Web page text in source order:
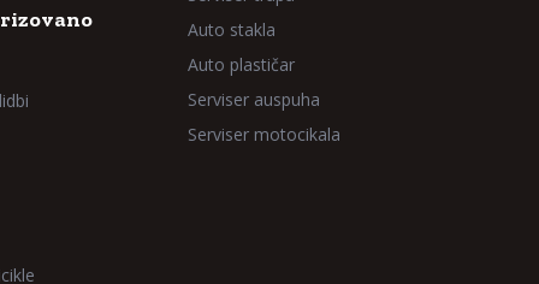
Auto stakla
Auto plastičar
Serviser auspuha
Serviser motocikala